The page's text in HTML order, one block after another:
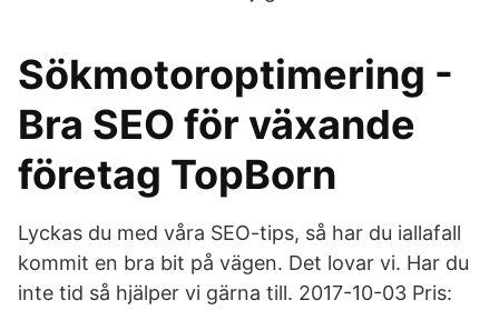
Sökmotoroptimering -
Bra SEO för växande
företag TopBorn
Lyckas du med våra SEO-tips, så har du iallafall
kommit en bra bit på vägen. Det lovar vi. Har du
inte tid så hjälper vi gärna till. 2017-10-03 Pris: